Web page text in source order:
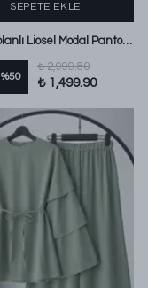
SEPETE EKLE
Kolları Volanlı Liosel Modal Pantolonlu Takım Sütlü Kahve
%50
₺ 2,999.80
₺ 1,499.90